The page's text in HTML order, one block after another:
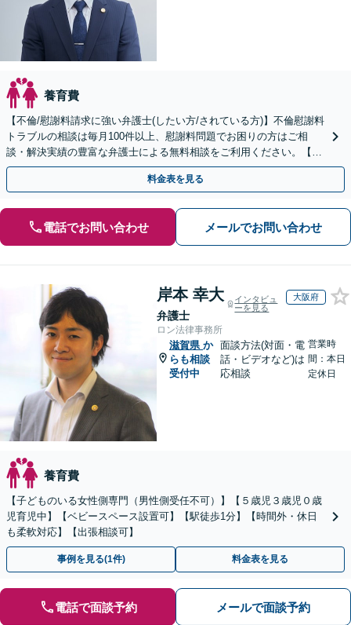
養育費
【不倫/慰謝料請求に強い弁護士(したい方/されている方)】不倫慰謝料
トラブルの相談は毎月100件以上、慰謝料問題でお困りの方はご相
談・解決実績の豊富な弁護士による無料相談をご利用ください。【不
倫相談は初回0円】【全国対応】
料金表を見る
電話でお問い合わせ メールでお問い合わせ
岸本 幸大
弁護士
インタビュ
ーを見る
大阪府
ロン法律事務所
滋賀県 か
らも相談
受付中
面談方法(対面・電
話・ビデオなど)は
応相談
営業時
間：本日
定休日
養育費
【子どものいる女性側専門（男性側受任不可）】【５歳児３歳児０歳
児育児中】【ベビースペース設置可】【駅徒歩1分】【時間外・休日
も柔軟対応】【出張相談可】
事例を見る(1件) 料金表を見る
電話で面談予約 メールで面談予約